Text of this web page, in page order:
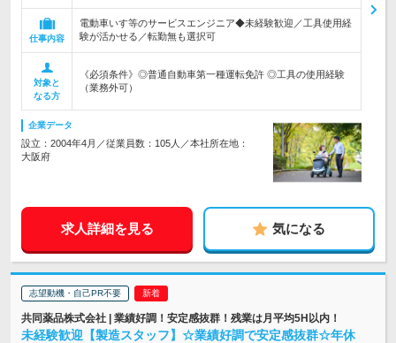
仕事内容
電動車いす等のサービスエンジニア◆未経験歓迎／工具使用経
験が活かせる／転勤無も選択可
対象と
なる方
《必須条件》◎普通自動車第一種運転免許 ◎工具の使用経験
（業務外可）
企業データ
設立：2004年4月／従業員数：105人／本社所在地：
大阪府
求人詳細を見る 気になる
志望動機・自己PR不要
共同薬品株式会社 | 業績好調！安定感抜群！残業は月平均5H以内！
未経験歓迎【製造スタッフ】☆業績好調で安定感抜群☆年休